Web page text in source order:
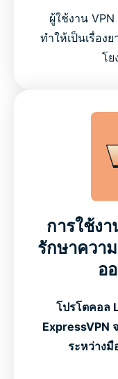
ผู้ใช้งาน
ทำให้เป็นเรื่อง
โย
การใช้ง
รักษาควา
อ
โปรโตคอล
ExpressVPN
ระหว่าง